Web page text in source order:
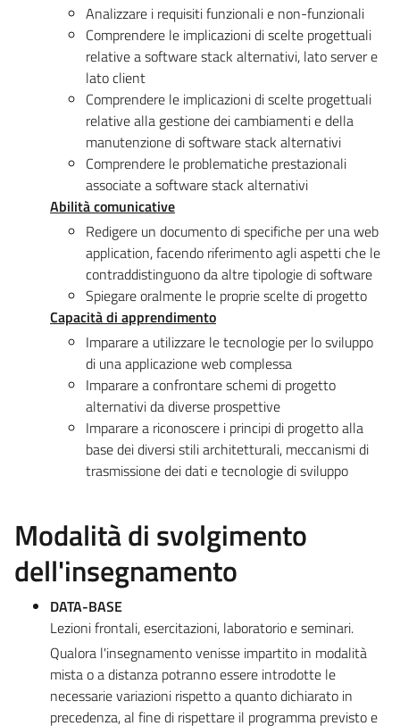
Analizzare i requisiti funzionali e non-funzionali
Comprendere le implicazioni di scelte progettuali
relative a software stack alternativi, lato server e
lato client
Comprendere le implicazioni di scelte progettuali
relative alla gestione dei cambiamenti e della
manutenzione di software stack alternativi
Comprendere le problematiche prestazionali
associate a software stack alternativi
Abilità comunicative
Redigere un documento di specifiche per una web
application, facendo riferimento agli aspetti che le
contraddistinguono da altre tipologie di software
Spiegare oralmente le proprie scelte di progetto
Capacità di apprendimento
Imparare a utilizzare le tecnologie per lo sviluppo
di una applicazione web complessa
Imparare a confrontare schemi di progetto
alternativi da diverse prospettive
Imparare a riconoscere i principi di progetto alla
base dei diversi stili architetturali, meccanismi di
trasmissione dei dati e tecnologie di sviluppo
Modalità di svolgimento
dell'insegnamento
DATA-BASE
Lezioni frontali, esercitazioni, laboratorio e seminari.
Qualora l'insegnamento venisse impartito in modalità
mista o a distanza potranno essere introdotte le
necessarie variazioni rispetto a quanto dichiarato in
precedenza, al fine di rispettare il programma previsto e